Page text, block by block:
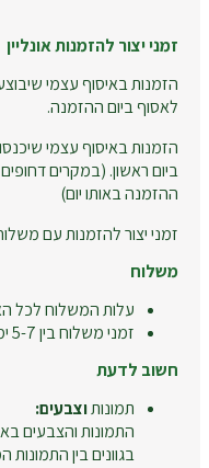
זמני יצור להזמנות אונליין
לאסוף ביום ההזמנה.
הזמנות באיסוף עצמי
ביום ראשון. (במקרים
ההזמנה באותו יום)
זמני יצור להזמנות עם משלוח – עד 2
משלוח
עלות המשלוח לכל הארץ
זמני משלוח בין 5-7 ימי עסקים
חשוב לדעת
תמונותוצבעים:
התמונות והצבעים
בגוונים בין